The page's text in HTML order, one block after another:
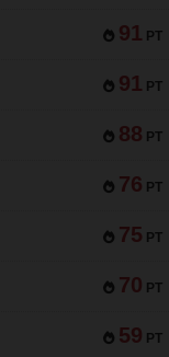
91 PT
91 PT
88 PT
76 PT
75 PT
70 PT
59 PT